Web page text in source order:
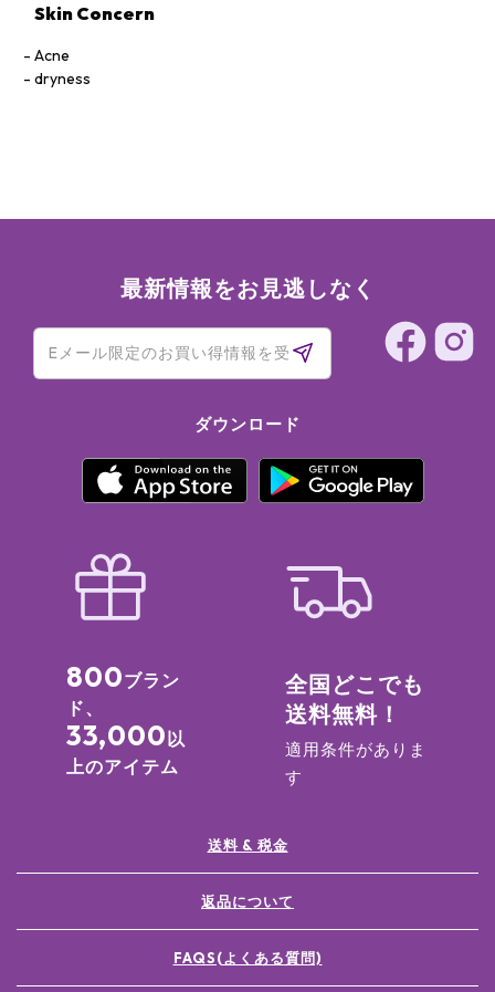
TETRAPEPTIDE-9, ALCOHOL, PHYTOL, ALPHA-ISOMETHYL
TITANIUM DIOXIDE (CI 77891), IRON OXIDES (CI 77491, CI
77492, CI 77499)].
Skin Concern
Acne
dryness
最新情報をお見逃しなく
ダウンロード
800ブラン
ド、
33,000以
上のアイテム
全国どこでも
送料無料！
適用条件がありま
す
送料 & 税金
返品について
FAQS(よくある質問)